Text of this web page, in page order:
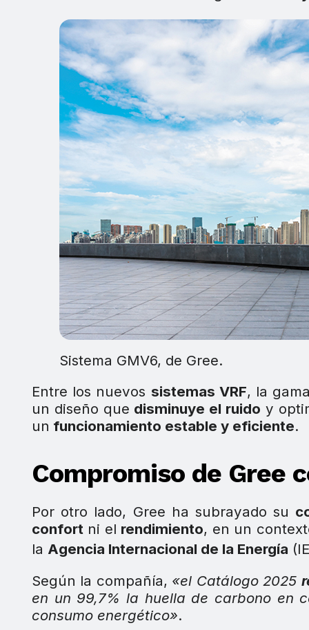
Sistema GMV6, de Gree.
Entre los nuevos sistemas VRF, la
un diseño que disminuye el ruido y
un funcionamiento estable y eficiente.
Compromiso de Gree
Por otro lado, Gree ha subrayado su
confortni el rendimiento, en un
la Agencia Internacional de la Energía
Según la compañía, «el Catálogo 2025
en un 99,7% la huella de carbono en
consumo energético».